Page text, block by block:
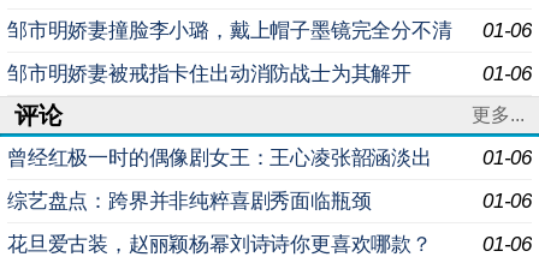
01-06
邹市明娇妻撞脸李小璐，戴上帽子墨镜完全分不清
01-06
邹市明娇妻被戒指卡住出动消防战士为其解开
评论 更多...
01-06
曾经红极一时的偶像剧女王：王心凌张韶涵淡出
01-06
综艺盘点：跨界并非纯粹喜剧秀面临瓶颈
01-06
花旦爱古装，赵丽颖杨幂刘诗诗你更喜欢哪款？